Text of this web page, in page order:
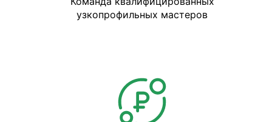
узкопрофильных мастеров